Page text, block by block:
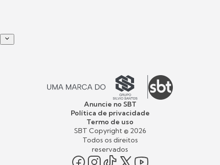
Anuncie no SBT
Política de privacidade
Termo de uso
SBT Copyright © 2026
Todos os direitos
reservados